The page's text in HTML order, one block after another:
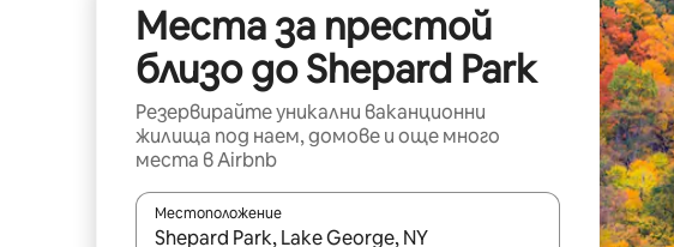
Места за престой
близо до Shepard Park
Резервирайте уникални ваканционни
жилища под наем, домове и още много
места в Airbnb
Местоположение
Когато резултатите се покажат, използвайте клавишите